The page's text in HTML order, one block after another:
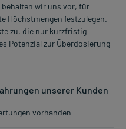
wir uns vor, für
Höchstmengen festzulegen.
zu, die nur kurzfristig
Potenzial zur Überdosierung
unserer Kunden
vorhanden